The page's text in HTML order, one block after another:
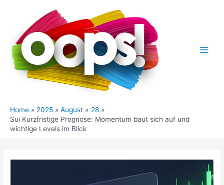
Home 2025 August
28
Sui Kurzfristige Prognose: Momentum baut sich auf und
wichtige Levels im Blick